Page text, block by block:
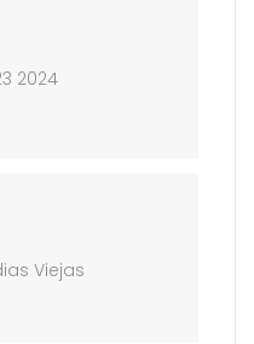
2024
Viejas